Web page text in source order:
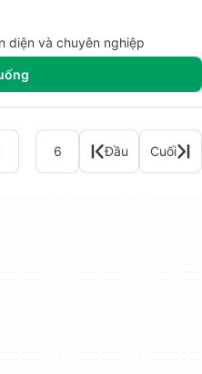
diện và chuyên nghiệp
6 Đầu Cuối